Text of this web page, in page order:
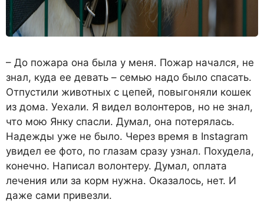
– До пожара она была у меня. Пожар начался, не
знал, куда ее девать – семью надо было спасать.
Отпустили животных с цепей, повыгоняли кошек
из дома. Уехали. Я видел волонте­ров, но не знал,
что мою Янку спасли. Думал, она потерялась.
Надежды уже не было. Через время в Instagram
увидел ее фото, по глазам сразу узнал. Похудела,
конечно. Написал во­лонтеру. Думал, оплата
лечения или за корм нужна. Оказалось, нет. И
даже сами привезли.